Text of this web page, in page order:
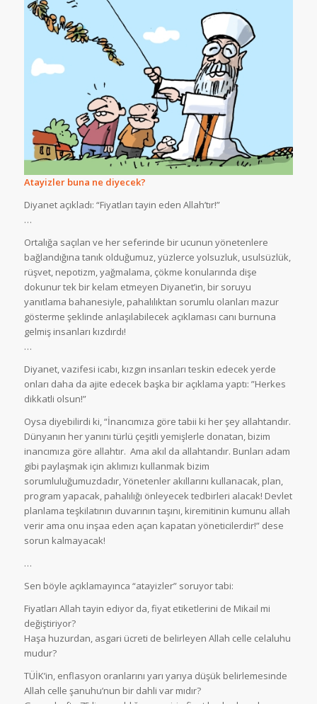
Atayizler buna ne diyecek?
Diyanet açıkladı: “Fiyatları tayin eden Allah’tır!”
…
Ortalığa saçılan ve her seferinde bir ucunun yönetenlere
bağlandığına tanık olduğumuz, yüzlerce yolsuzluk, usulsüzlük,
rüşvet, nepotizm, yağmalama, çökme konularında dişe
dokunur tek bir kelam etmeyen Diyanet’in, bir soruyu
yanıtlama bahanesiyle, pahalılıktan sorumlu olanları mazur
gösterme şeklinde anlaşılabilecek açıklaması canı burnuna
gelmiş insanları kızdırdı!
…
Diyanet, vazifesi icabı, kızgın insanları teskin edecek yerde
onları daha da ajite edecek başka bir açıklama yaptı: ”Herkes
dikkatli olsun!”
Oysa diyebilirdi ki, “İnancımıza göre tabii ki her şey allahtandır.
Dünyanın her yanını türlü çeşitli yemişlerle donatan, bizim
inancımıza göre allahtır. Ama akıl da allahtandır. Bunları adam
gibi paylaşmak için aklımızı kullanmak bizim
sorumluluğumuzdadır, Yönetenler akıllarını kullanacak, plan,
program yapacak, pahalılığı önleyecek tedbirleri alacak! Devlet
planlama teşkilatının duvarının taşını, kiremitinin kumunu allah
verir ama onu inşaa eden açan kapatan yöneticilerdir!” dese
sorun kalmayacak!
…
Sen böyle açıklamayınca “atayizler” soruyor tabi:
Fiyatları Allah tayin ediyor da, fiyat etiketlerini de Mikail mi
değiştiriyor?
Haşa huzurdan, asgari ücreti de belirleyen Allah celle celaluhu
mudur?
TÜİK’in, enflasyon oranlarını yarı yarıya düşük belirlemesinde
Allah celle şanuhu’nun bir dahli var mıdır?